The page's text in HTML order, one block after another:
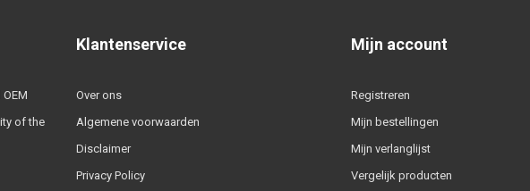
of the
Klantenservice
Over ons
Algemene voorwaarden
Disclaimer
Privacy Policy
Mijn account
Registreren
Mijn bestellingen
Mijn verlanglijst
Vergelijk producten